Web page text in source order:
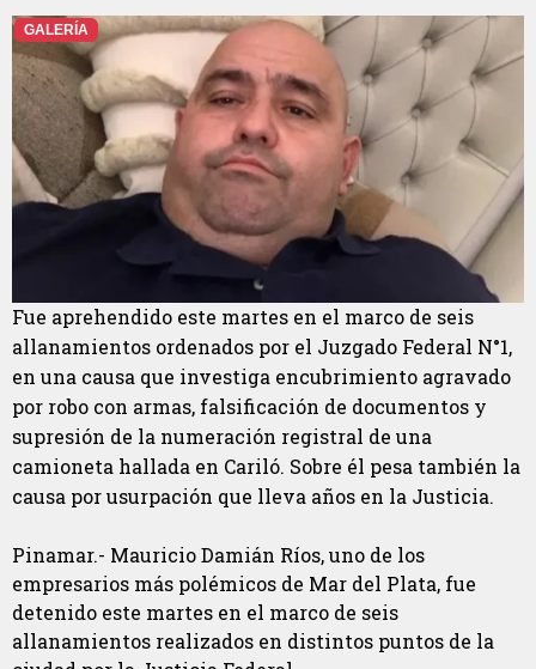
GALERÍA
Fue aprehendido este martes en el marco de seis
allanamientos ordenados por el Juzgado Federal N°1,
en una causa que investiga encubrimiento agravado
por robo con armas, falsificación de documentos y
supresión de la numeración registral de una
camioneta hallada en Cariló. Sobre él pesa también la
causa por usurpación que lleva años en la Justicia.
Pinamar.- Mauricio Damián Ríos, uno de los
empresarios más polémicos de Mar del Plata, fue
detenido este martes en el marco de seis
allanamientos realizados en distintos puntos de la